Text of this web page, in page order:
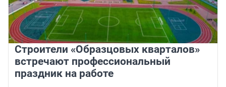
Строители «Образцовых кварталов»
встречают профессиональный
праздник на работе